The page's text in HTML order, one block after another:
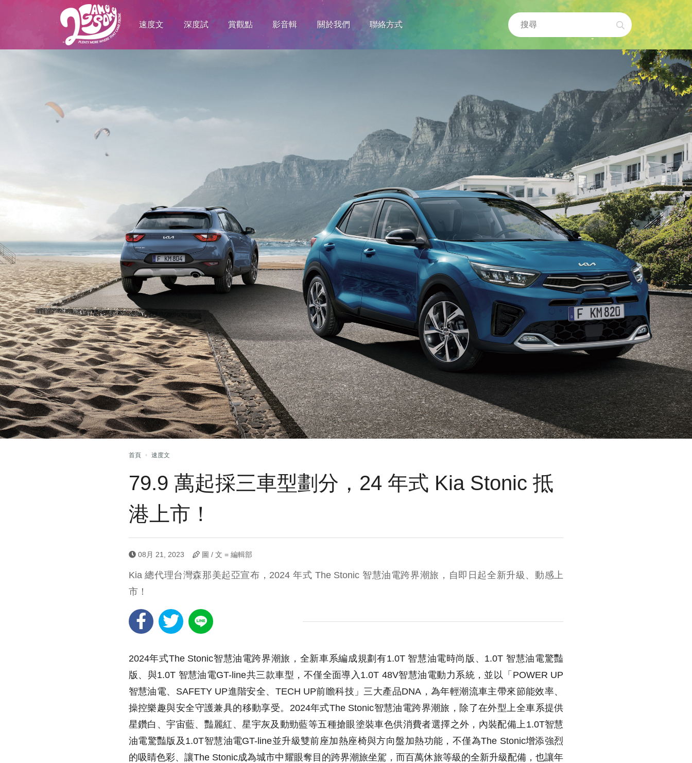
速度文 深度試 賞觀點 影音輯 關於我們 聯絡方式
首頁 速度文
79.9 萬起採三車型劃分，24 年式 Kia Stonic 抵
港上市！
08月 21, 2023 圖 / 文 = 編輯部
Kia 總代理台灣森那美起亞宣布，2024 年式 The Stonic 智慧油電跨界潮旅，自即日起全新升級、動感上
市！
2024年式The Stonic智慧油電跨界潮旅，全新車系編成規劃有1.0T 智慧油電時尚版、1.0T 智慧油電驚豔
版、與1.0T 智慧油電GT-line共三款車型，不僅全面導入1.0T 48V智慧油電動力系統，並以「POWER UP
智慧油電、SAFETY UP進階安全、TECH UP前瞻科技」三大產品DNA，為年輕潮流車主帶來節能效率、
操控樂趣與安全守護兼具的移動享受。2024年式The Stonic智慧油電跨界潮旅，除了在外型上全車系提供
星鑽白、宇宙藍、豔麗紅、星宇灰及動勁藍等五種搶眼塗裝車色供消費者選擇之外，內裝配備上1.0T智慧
油電驚豔版及1.0T智慧油電GT-line並升級雙前座加熱座椅與方向盤加熱功能，不僅為The Stonic增添強烈
的吸睛色彩、讓The Stonic成為城市中耀眼奪目的跨界潮旅坐駕，而百萬休旅等級的全新升級配備，也讓年